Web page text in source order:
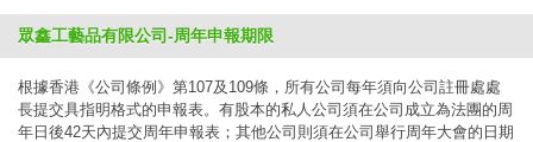
眾鑫工藝品有限公司-周年申報期限
根據香港《公司條例》第107及109條，所有公司每年須向公司註冊處處
長提交具指明格式的申報表。有股本的私人公司須在公司成立為法團的周
年日後42天內提交周年申報表；其他公司則須在公司舉行周年大會的日期